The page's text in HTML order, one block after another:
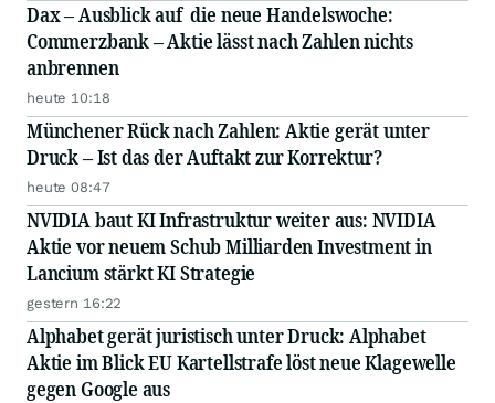
Dax – Ausblick auf die neue Handelswoche:
Commerzbank – Aktie lässt nach Zahlen nichts
anbrennen
heute 10:18
Münchener Rück nach Zahlen: Aktie gerät unter
Druck – Ist das der Auftakt zur Korrektur?
heute 08:47
NVIDIA baut KI Infrastruktur weiter aus: NVIDIA
Aktie vor neuem Schub Milliarden Investment in
Lancium stärkt KI Strategie
gestern 16:22
Alphabet gerät juristisch unter Druck: Alphabet
Aktie im Blick EU Kartellstrafe löst neue Klagewelle
gegen Google aus